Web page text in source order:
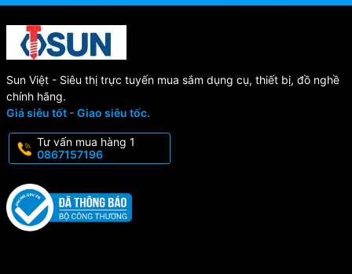
Sun Việt - Siêu thị trực tuyến mua sắm dụng cụ, thiết bị, đồ nghề
chính hãng.
Giá siêu tốt - Giao siêu tốc.
Tư vấn mua hàng 1
0867157196